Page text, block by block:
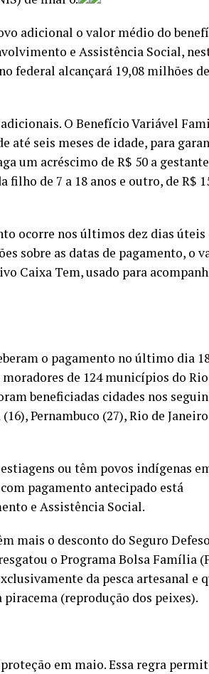
adicional o valor médio do
e Assistência Social,
federal alcançará 19,08 milhões de
O Benefício Variável
até seis meses de idade, para
um acréscimo de R$ 50 a
de 7 a 18 anos e outro, de R$
ocorre nos últimos dez dias úteis
sobre as datas de pagamento, o
Caixa Tem, usado para
o pagamento no último dia
de 124 municípios do Rio
beneficiadas cidades nos
Pernambuco (27), Rio de
ou têm povos indígenas
pagamento antecipado está
e Assistência Social.
mais o desconto do Seguro
o Programa Bolsa Família
da pesca artesanal e
(reprodução dos peixes).
em maio. Essa regra